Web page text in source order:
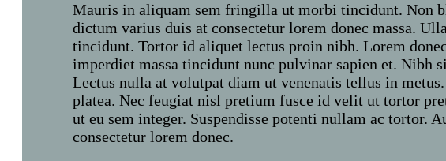
Mauris in aliquam sem fringilla ut morbi tincidunt. Non
dictum varius duis at consectetur lorem donec massa.
tincidunt. Tortor id aliquet lectus proin nibh. Lorem
imperdiet massa tincidunt nunc pulvinar sapien et. Nibh
Lectus nulla at volutpat diam ut venenatis tellus in
platea. Nec feugiat nisl pretium fusce id velit ut tortor
ut eu sem integer. Suspendisse potenti nullam ac tortor.
consectetur lorem donec.